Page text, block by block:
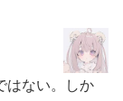
はない。しか